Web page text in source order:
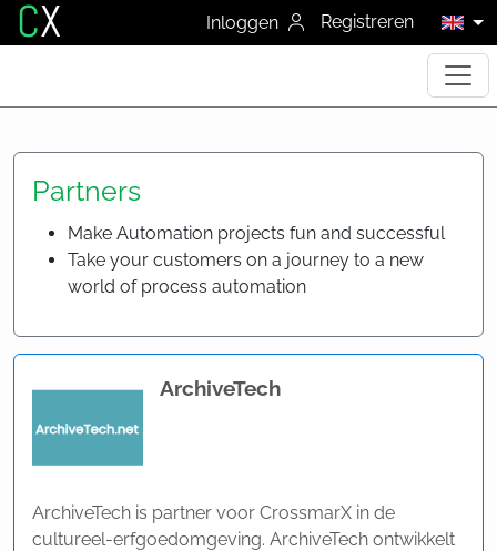
CX Inloggen Registreren
Partners
Make Automation projects fun and successful
Take your customers on a journey to a new
world of process automation
ArchiveTech
ArchiveTech is partner voor CrossmarX in de
cultureel-erfgoedomgeving. ArchiveTech ontwikkelt